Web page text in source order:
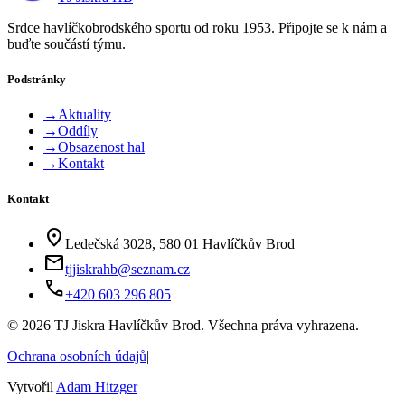
Srdce havlíčkobrodského sportu od roku 1953. Připojte se k nám a
buďte součástí týmu.
Podstránky
→ Aktuality
→Oddíly
→Obsazenost hal
→Kontakt
Kontakt
location_on Ledečská 3028, 580 01 Havlíčkův Brod
mailtjjiskrahb@seznam.cz
phone+420 603 296 805
© 2026 TJ Jiskra Havlíčkův Brod. Všechna práva vyhrazena.
Ochrana osobních údajů|
Vytvořil Adam Hitzger